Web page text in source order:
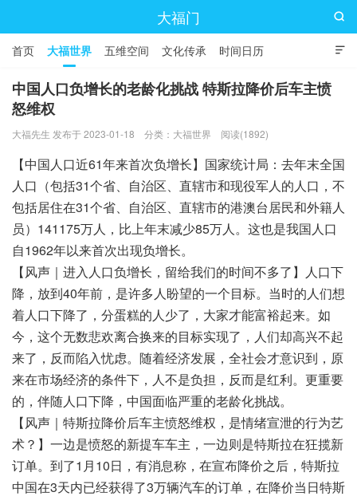
大福门

首页 大福世界 五维空间 文化传承 时间日历

中国人口负增长的老龄化挑战 特斯拉降价后车主愤
怒维权
大福先生 发布于 2023-01-18 分类： 大福世界 阅读(1892)
【中国人口近61年来首次负增长】国家统计局：去年末全国
人口（包括31个省、自治区、直辖市和现役军人的人口，不
包括居住在31个省、自治区、直辖市的港澳台居民和外籍人
员）141175万人，比上年末减少85万人。这也是我国人口
自1962年以来首次出现负增长。
【风声｜进入人口负增长，留给我们的时间不多了】人口下
降，放到40年前，是许多人盼望的一个目标。当时的人们想
着人口下降了，分蛋糕的人少了，大家才能富裕起来。如
今，这个无数悲欢离合换来的目标实现了，人们却高兴不起
来了，反而陷入忧虑。随着经济发展，全社会才意识到，原
来在市场经济的条件下，人不是负担，反而是红利。更重要
的，伴随人口下降，中国面临严重的老龄化挑战。
【风声｜特斯拉降价后车主愤怒维权，是情绪宣泄的行为艺
术？】一边是愤怒的新提车车主，一边则是特斯拉在狂揽新
订单。到了1月10日，有消息称，在宣布降价之后，特斯拉
中国在3天内已经获得了3万辆汽车的订单，在降价当日特斯